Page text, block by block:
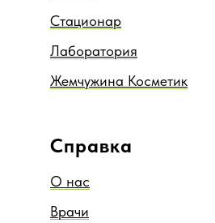
Стационар
Лаборатория
Жемчужина Косметик
Справка
О нас
Врачи